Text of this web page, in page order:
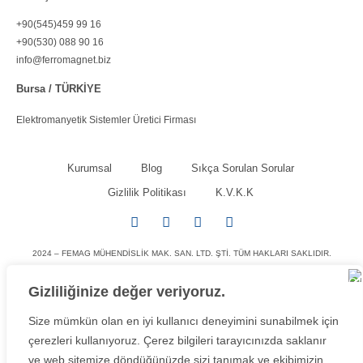
Gizliliğinize değer veriyoruz.
Size mümkün olan en iyi kullanıcı deneyimini sunabilmek için
çerezleri kullanıyoruz. Çerez bilgileri tarayıcınızda saklanır
ve web sitemize döndüğünüzde sizi tanımak ve ekibimizin
+90(545)459 99 16
+90(530) 088 90 16
info@ferromagnet.biz
Bursa / TÜRKİYE
Elektromanyetik Sistemler Üretici Firması
Kurumsal Blog
Sıkça Sorulan Sorular
Gizlilik Politikası
K.V.K.K
2024 – FEMAG MÜHENDISLIK MAK. SAN. LTD. ŞTI. TÜM HAKLARI SAKLIDIR.